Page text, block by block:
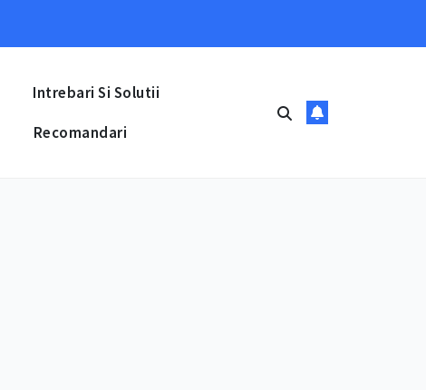
Intrebari Si Solutii
Recomandari